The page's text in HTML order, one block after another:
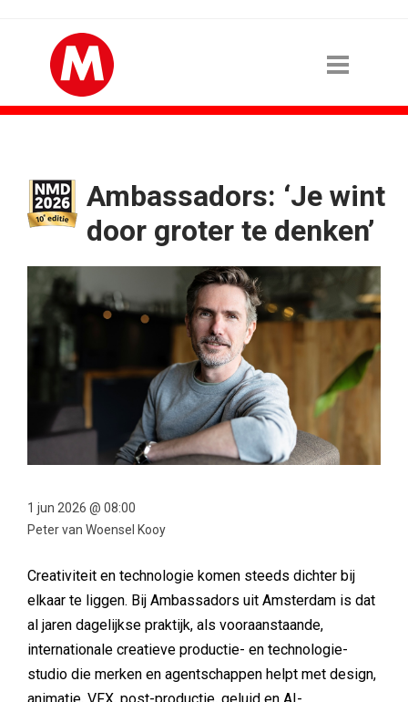
Ambassadors: ‘Je wint
door groter te denken’
1 jun 2026 @ 08:00
Peter van Woensel Kooy
Creativiteit en technologie komen steeds dichter bij
elkaar te liggen. Bij Ambassadors uit Amsterdam is dat
al jaren dagelijkse praktijk, als vooraanstaande,
internationale creatieve productie- en technologie-
studio die merken en agentschappen helpt met design,
animatie, VFX, post-productie, geluid en AI-